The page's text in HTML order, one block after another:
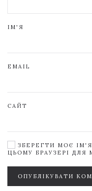
ІМ'Я
EMAIL
САЙТ
ЗБЕРЕГТИ МОЄ
ЦЬОМУ БРАУЗЕРІ ДЛЯ
ОПУБЛІКУВАТИ